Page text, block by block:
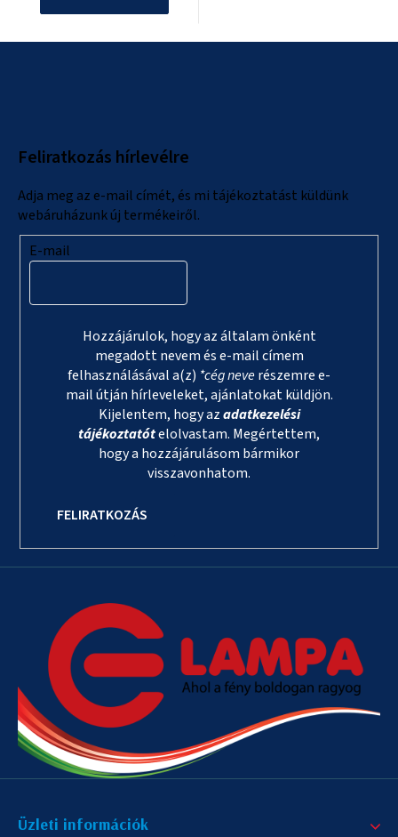
Feliratkozás hírlevélre
Adja meg az e-mail címét, és mi tájékoztatást küldünk
webáruházunk új termékeiről.
E-mail
Hozzájárulok, hogy az általam önként
megadott nevem és e-mail címem
felhasználásával a(z) *cég neverészemre e-
mail útján hírleveleket, ajánlatokat küldjön.
Kijelentem, hogy azadatkezelési
tájékoztatótelolvastam. Megértettem,
hogy a hozzájárulásom bármikor
visszavonhatom.
FELIRATKOZÁS
Üzleti információk